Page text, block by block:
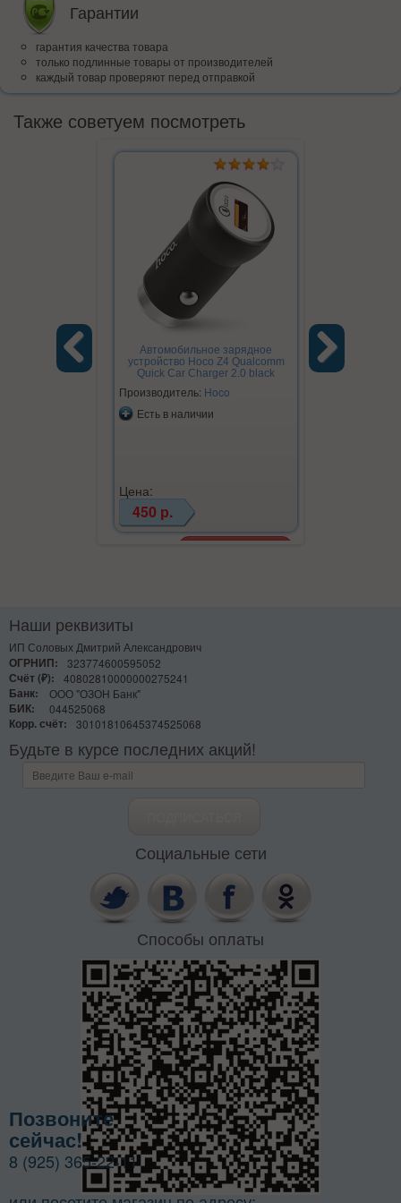
Гарантии
гарантия качества товара
только подлинные товары от производителей
каждый товар проверяют перед отправкой
Также советуем посмотреть
Автомобильное зарядное
устройство Hoco Z4 Qualcomm
Quick Car Charger 2.0 black
Производитель: Hoco
Есть в наличии
Цена:
450 р.
Наши реквизиты
ИП Соловых Дмитрий Александрович
ОГРНИП:
323774600595052
Счёт (₽):
40802810000000275241
Банк:
ООО "ОЗОН Банк"
БИК:
044525068
Корр. счёт:
30101810645374525068
Будьте в курсе последних акций!
Социальные сети
Способы оплаты
Позвоните
сейчас!
8 (925) 365-22-11